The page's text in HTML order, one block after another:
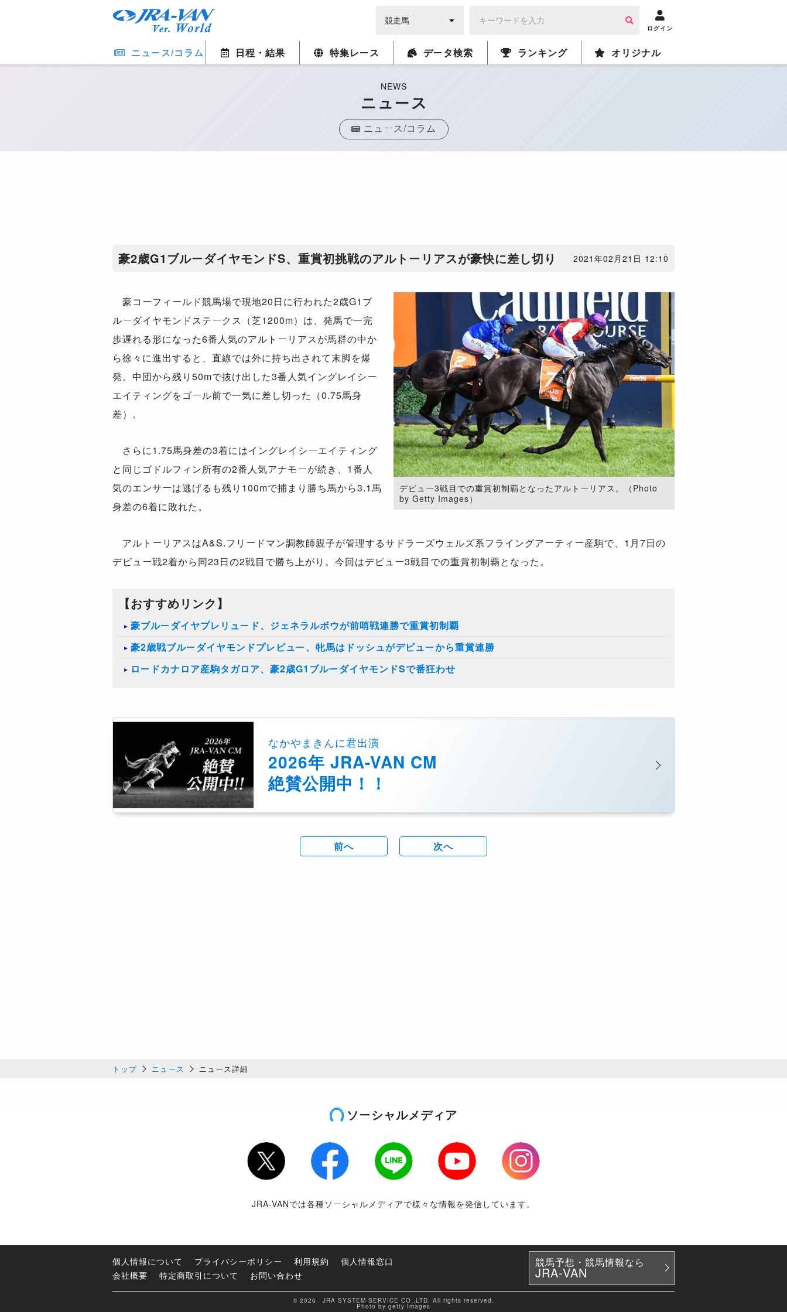
ログイン
ニュース/コラム 日程・結果 特集レース データ検索 ランキング オリジナル
NEWS
ニュース
ニュース/コラム
豪2歳G1ブルーダイヤモンドS、重賞初挑戦のアルトーリアスが豪快に差し切り 2021年02月21日 12:10
デビュー3戦目での重賞初制覇となったアルトーリアス。（Photo
by Getty Images）
豪コーフィールド競馬場で現地20日に行われた2歳G1 ブ
ルーダイヤモンドステークス（芝1200m）は、発馬で一完
歩遅れる形になった6番人気のアルトーリアスが馬群の中か
ら徐々に進出すると、直線では外に持ち出されて末脚を爆
発。中団から残り 50mで抜け出した3番人気イングレイシー
エイティングをゴール前で一気に差し切った（0.75馬身
差）。
さらに1.75馬身差の3着にはイングレイシーエイティング
と同じゴドルフィン所有の2番人気アナモーが続き、 1番人
気のエンサーは逃げるも残り 100mで捕まり勝ち馬から3.1馬
身差の6着に敗れた。
アルトーリアスはA&S.フリードマン調教師親子が管理するサドラーズウェルズ系フライングアーティー産駒で、 1 月7日の
デビュー戦2着から同23日の2戦目で勝ち上がり。今回はデビュー3戦目での重賞初制覇となった。
【おすすめリンク】
豪ブルーダイヤプレリュード、ジェネラルボウが前哨戦連勝で重賞初制覇
豪2歳戦ブルーダイヤモンドプレビュー、牝馬はドッシュがデビューから重賞連勝
ロードカナロア産駒タガロア、豪2歳G1ブルーダイヤモンドSで番狂わせ
なかやまきんに君出演
2026年 JRA-VAN CM
絶賛公開中！！
前へ 次へ
トップ ニュース ニュース詳細
ソーシャルメディア
Twitter Facebook LINE Youtube
Instagram
JRA-VANでは各種ソーシャルメディアで様々な情報を発信しています。
個人情報について プライバシーポリシー 利用規約
個人情報窓口
会社概要
特定商取引について お問い合わせ
競馬予想・競馬情報なら
JRA-VAN
© 2026 JRA SYSTEM SERVICE CO.,LTD. All rights reserved.
Photo by getty Images